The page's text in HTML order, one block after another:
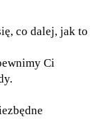
co dalej, jak to
Ci